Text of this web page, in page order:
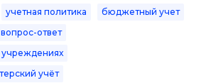
учетная политика
бюджетный учет
вопрос-ответ
учреждениях
учёт